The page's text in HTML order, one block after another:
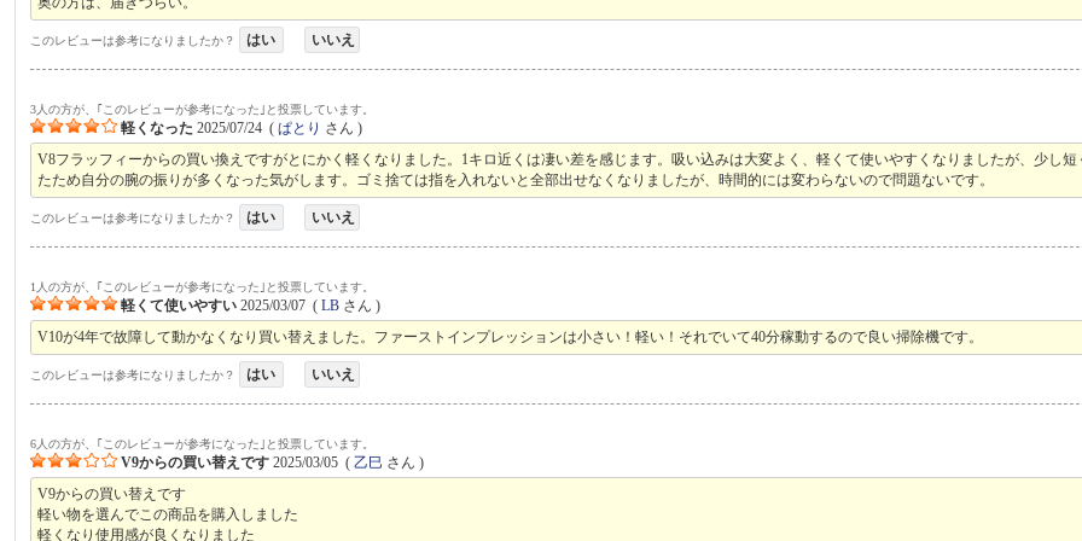
このレビューは参考になりましたか？ はい いいえ
3人の方が、｢このレビューが参考になった｣と投票しています。
軽くなった 2025/07/24 (ぱとり さん )
V8フラッフィーからの買い換えですがとにかく軽くなりました。1キロ近くは凄い差を感じます。吸い込みは大変よく、軽くて使いやすくなりましたが、少し短
たため自分の腕の振りが多くなった気がします。ゴミ捨ては指を入れないと全部出せなくなりましたが、時間的には変わらないので問題ないです。
このレビューは参考になりましたか？ はい いいえ
1人の方が、｢このレビューが参考になった｣と投票しています。
軽くて使いやすい 2025/03/07 (LB さん )
V10が4年で故障して動かなくなり買い替えました。ファーストインプレッションは小さい！軽い！それでいて40分稼動するので良い掃除機です。
このレビューは参考になりましたか？ はい いいえ
6人の方が、｢このレビューが参考になった｣と投票しています。
V9からの買い替えです 2025/03/05 (乙巳 さん )
V9からの買い替えです
軽い物を選んでこの商品を購入しました
軽くなり使用感が良くなりました